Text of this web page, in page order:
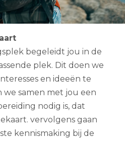
begeleidt jou in de
plek. Dit doen we
en ideeën te
we samen met jou een
nodig is, dat
vervolgens gaan
kennismaking bij de